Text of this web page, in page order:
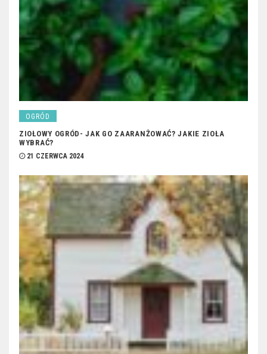
OGRÓD
ZIOŁOWY OGRÓD- JAK GO ZAARANŻOWAĆ? JAKIE ZIOŁA
WYBRAĆ?
21 CZERWCA 2024